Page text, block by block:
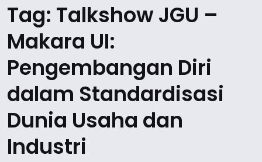
Tag: Talkshow JGU –
Makara UI:
Pengembangan Diri
dalam Standardisasi
Dunia Usaha dan
Industri